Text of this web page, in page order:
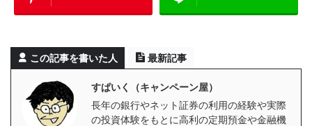
この記事を書いた人 最新記事
すぱいく（キャンペーン屋）
長年の銀行やネット証券の利用の経験や実際
の投資体験をもとに高利の定期預金や金融機